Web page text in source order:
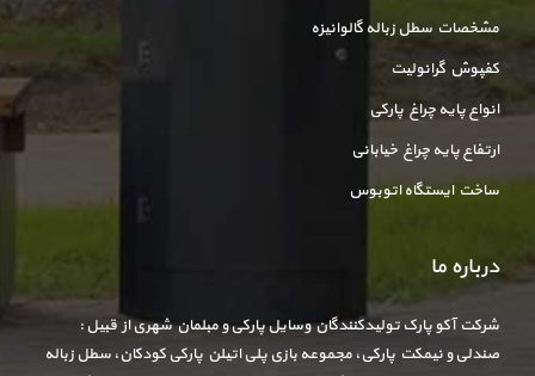
مشخصات سطل زباله گالوانیزه
کفپوش گرانولیت
انواع پایه چراغ پارکی
ارتفاع پایه چراغ خیابانی
ساخت ایستگاه اتوبوس
درباره ما
شرکت آکو پارک تولیدکنندگان وسایل پارکی و مبلمان شهری از قبیل :
صندلی و نیمکت پارکی، مجموعه بازی پلی اتیلن پارکی کودکان، سطل زباله